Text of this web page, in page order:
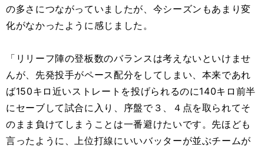
の多さにつながっていましたが、今シーズンもあまり変
化がなかったように感じました。
「リリーフ陣の登板数のバランスは考えないといけませ
んが、先発投手がペース配分をしてしまい、本来であれ
ば150キロ近いストレートを投げられるのに140キロ前半
にセーブして試合に入り、序盤で３、４点を取られてそ
のまま負けてしまうことは一番避けたいです。先ほども
言ったように、上位打線にいいバッターが並ぶチームが